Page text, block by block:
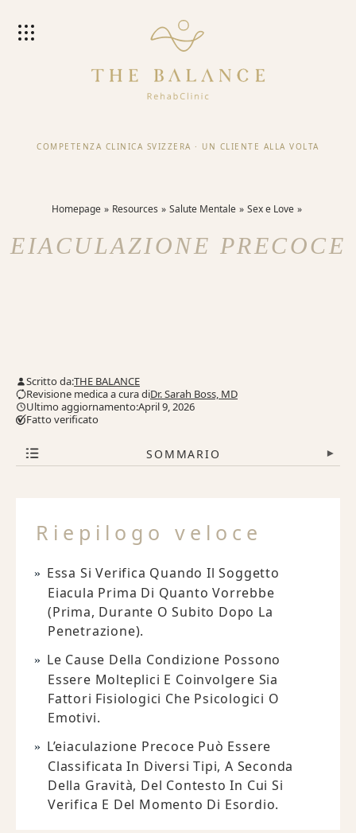
COMPETENZA CLINICA SVIZZERA · UN CLIENTE ALLA VOLTA
Homepage Resources Salute Mentale Sex e Love
EIACULAZIONE PRECOCE
Scritto da:THE BALANCE
Revisione medica a cura diDr. Sarah Boss, MD
Ultimo aggiornamento:April 9, 2026
Fatto verificato
SOMMARIO ▾
Riepilogo veloce
Essa Si Verifica Quando Il Soggetto
Eiacula Prima Di Quanto Vorrebbe
(prima, Durante O Subito Dopo La
Penetrazione).
Le Cause Della Condizione Possono
Essere Molteplici E Coinvolgere Sia
Fattori Fisiologici Che Psicologici O
Emotivi.
L’eiaculazione Precoce Può Essere
Classificata In Diversi Tipi, A Seconda
Della Gravità, Del Contesto In Cui Si
Verifica E Del Momento Di Esordio.